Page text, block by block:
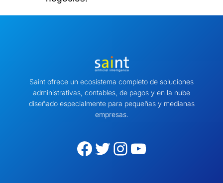
Saint ofrece un ecosistema completo de soluciones
administrativas, contables, de pagos y en la nube
diseñado especialmente para pequeñas y medianas
empresas.
Facebook Twitter Instagram YouTube